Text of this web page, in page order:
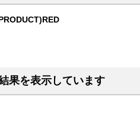
果を表示しています